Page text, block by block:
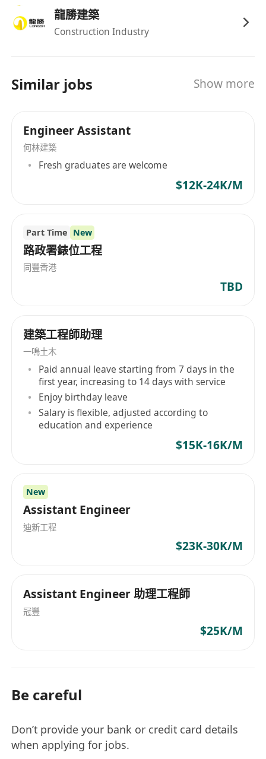
龍勝建築
Construction Industry
Similar jobs Show more
Engineer Assistant
何林建築
Fresh graduates are welcome
$12K-24K/M
Part Time New
路政署錶位工程
同豐香港
TBD
建築工程師助理
一鳴土木
Paid annual leave starting from 7 days in the
first year, increasing to 14 days with service
Enjoy birthday leave
Salary is flexible, adjusted according to
education and experience
$15K-16K/M
New
Assistant Engineer
迪新工程
$23K-30K/M
Assistant Engineer 助理工程師
冠豐
$25K/M
Be careful
Don’t provide your bank or credit card details
when applying for jobs.